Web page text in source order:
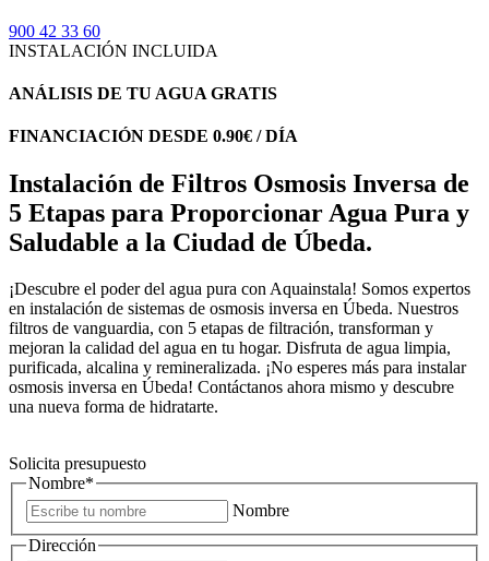
900 42 33 60
INSTALACIÓN INCLUIDA
ANÁLISIS DE TU AGUA GRATIS
FINANCIACIÓN DESDE 0.90€ / DÍA
Instalación de Filtros Osmosis Inversa de
5 Etapas para Proporcionar Agua Pura y
Saludable a la Ciudad de Úbeda.
¡Descubre el poder del agua pura con Aquainstala! Somos expertos
en instalación de sistemas de osmosis inversa en Úbeda. Nuestros
filtros de vanguardia, con 5 etapas de filtración, transforman y
mejoran la calidad del agua en tu hogar. Disfruta de agua limpia,
purificada, alcalina y remineralizada. ¡No esperes más para instalar
osmosis inversa en Úbeda! Contáctanos ahora mismo y descubre
una nueva forma de hidratarte.
Solicita presupuesto
Nombre*
Nombre
Dirección